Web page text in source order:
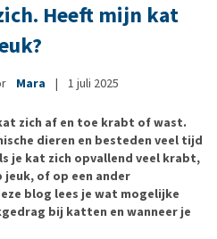
Heeft mijn kat
Mara | 1 juli 2025
zich af en toe krabt of wast.
dieren en besteden veel tijd
je kat zich opvallend veel krabt,
of op een ander
blog lees je wat mogelijke
bij katten en wanneer je